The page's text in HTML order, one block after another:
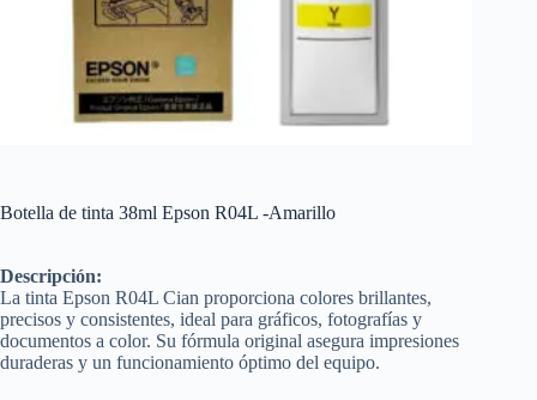
Botella de tinta 38ml Epson R04L -Amarillo
Descripción:
La tinta Epson R04L Cian proporciona colores brillantes,
precisos y consistentes, ideal para gráficos, fotografías y
documentos a color. Su fórmula original asegura impresiones
duraderas y un funcionamiento óptimo del equipo.